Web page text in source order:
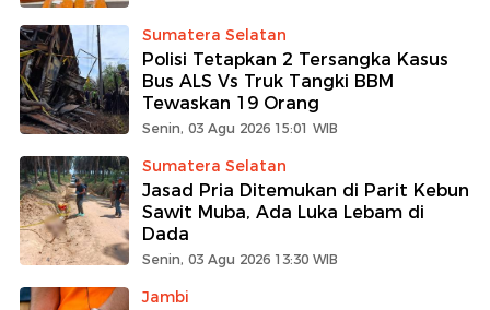
Sumatera Selatan
Polisi Tetapkan 2 Tersangka Kasus
Bus ALS Vs Truk Tangki BBM
Tewaskan 19 Orang
Senin, 03 Agu 2026 15:01 WIB
Sumatera Selatan
Jasad Pria Ditemukan di Parit Kebun
Sawit Muba, Ada Luka Lebam di
Dada
Senin, 03 Agu 2026 13:30 WIB
Jambi